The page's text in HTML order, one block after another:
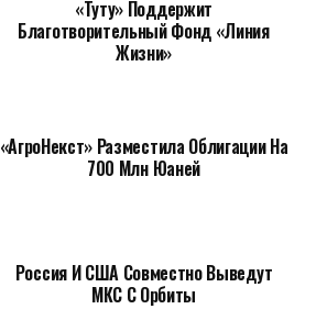
«Туту» Поддержит
Благотворительный Фонд «Линия
Жизни»
«АгроНекст» Разместила Облигации На
700 Млн Юаней
Россия И США Совместно Выведут
МКС С Орбиты